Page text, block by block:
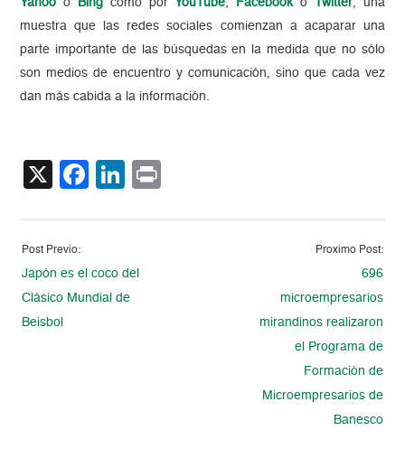
Yahoo o Bing como por YouTube, Facebooko Twitter, una
muestra que las redes sociales comienzan a acaparar una
parte importante de las búsquedas en la medida que no sólo
son medios de encuentro y comunicación, sino que cada vez
dan más cabida a la información.
X Facebook
LinkedIn
Post Previo:
Japón es el coco del
Clásico Mundial de
Beisbol
Proximo Post:
696
microempresarios
mirandinos realizaron
el Programa de
Formación de
Microempresarios de
Banesco